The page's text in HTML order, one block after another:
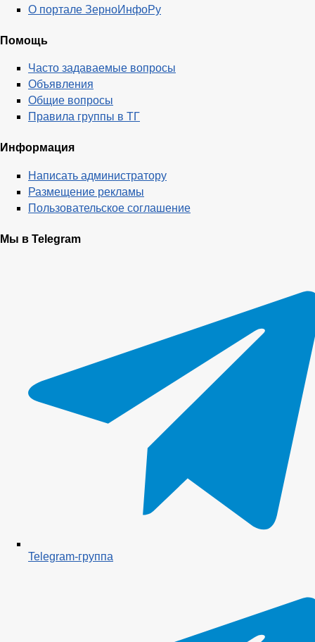
О портале ЗерноИнфоРу
Помощь
Часто задаваемые вопросы
Объявления
Общие вопросы
Правила группы в ТГ
Информация
Написать администратору
Размещение рекламы
Пользовательское соглашение
Мы в Telegram
Telegram-группа